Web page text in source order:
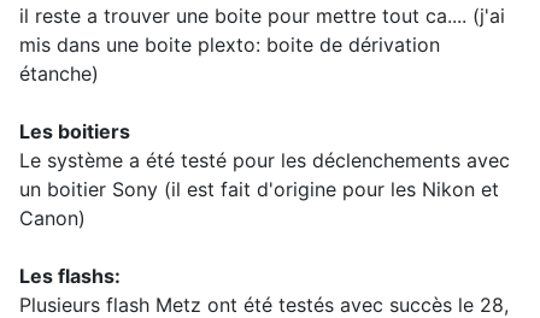
il reste a trouver une boite pour mettre tout ca.... (j'ai
mis dans une boite plexto: boite de dérivation
étanche)
Les boitiers
Le système a été testé pour les déclenchements avec
un boitier Sony (il est fait d'origine pour les Nikon et
Canon)
Les flashs:
Plusieurs flash Metz ont été testés avec succès le 28,